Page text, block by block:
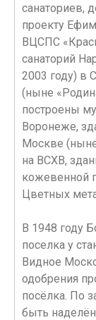
санаториев,
проекту
ВЦСПС
санаторий
2003 году) в
(ныне
построены
Воронеже,
Москве
на ВСХВ,
кожевенной
Цветных
В 1948 году
поселка у
Видное
одобрения
посёлка. По
быть